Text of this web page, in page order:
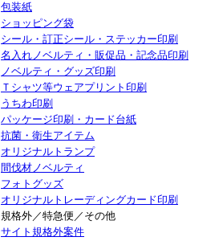
包装紙
ショッピング袋
シール・訂正シール・ステッカー印刷
名入れノベルティ・販促品・記念品印刷
ノベルティ・グッズ印刷
Ｔシャツ等ウェアプリント印刷
うちわ印刷
パッケージ印刷・カード台紙
抗菌・衛生アイテム
オリジナルトランプ
間伐材ノベルティ
フォトグッズ
オリジナルトレーディングカード印刷
規格外／特急便／その他
サイト規格外案件